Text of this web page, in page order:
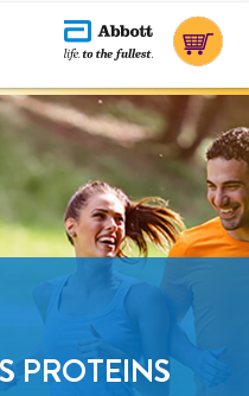
FINDE DEINE STÄRKE
ENSURE® NUTRIVIGOR
PULVER
PROTEINS